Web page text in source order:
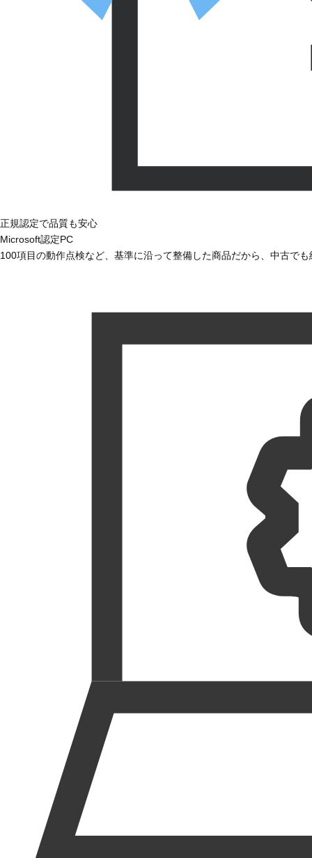
正規認定で品質も安心
Microsoft認定PC
100項目の動作点検など、基準に沿って整備した商品だから、中古で